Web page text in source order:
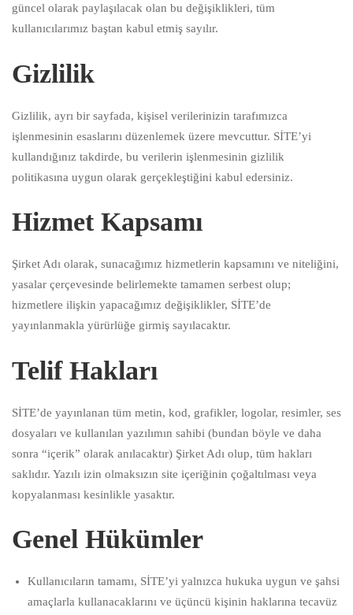
güncel olarak paylaşılacak olan bu değişiklikleri, tüm
kullanıcılarımız baştan kabul etmiş sayılır.
Gizlilik
Gizlilik, ayrı bir sayfada, kişisel verilerinizin tarafımızca
işlenmesinin esaslarını düzenlemek üzere mevcuttur. SİTE’yi
kullandığınız takdirde, bu verilerin işlenmesinin gizlilik
politikasına uygun olarak gerçekleştiğini kabul edersiniz.
Hizmet Kapsamı
Şirket Adı olarak, sunacağımız hizmetlerin kapsamını ve niteliğini,
yasalar çerçevesinde belirlemekte tamamen serbest olup;
hizmetlere ilişkin yapacağımız değişiklikler, SİTE’de
yayınlanmakla yürürlüğe girmiş sayılacaktır.
Telif Hakları
SİTE’de yayınlanan tüm metin, kod, grafikler, logolar, resimler, ses
dosyaları ve kullanılan yazılımın sahibi (bundan böyle ve daha
sonra “içerik” olarak anılacaktır) Şirket Adı olup, tüm hakları
saklıdır. Yazılı izin olmaksızın site içeriğinin çoğaltılması veya
kopyalanması kesinlikle yasaktır.
Genel Hükümler
Kullanıcıların tamamı, SİTE’yi yalnızca hukuka uygun ve şahsi
amaçlarla kullanacaklarını ve üçüncü kişinin haklarına tecavüz